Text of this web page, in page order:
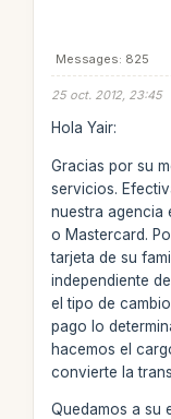
Messages: 825
25 oct. 2012, 23:45
Hola Yair:
Gracias por su
servicios.
nuestra agencia
o Mastercard.
tarjeta de su
independiente
el tipo de
pago lo
hacemos el
convierte la
Quedamos a su